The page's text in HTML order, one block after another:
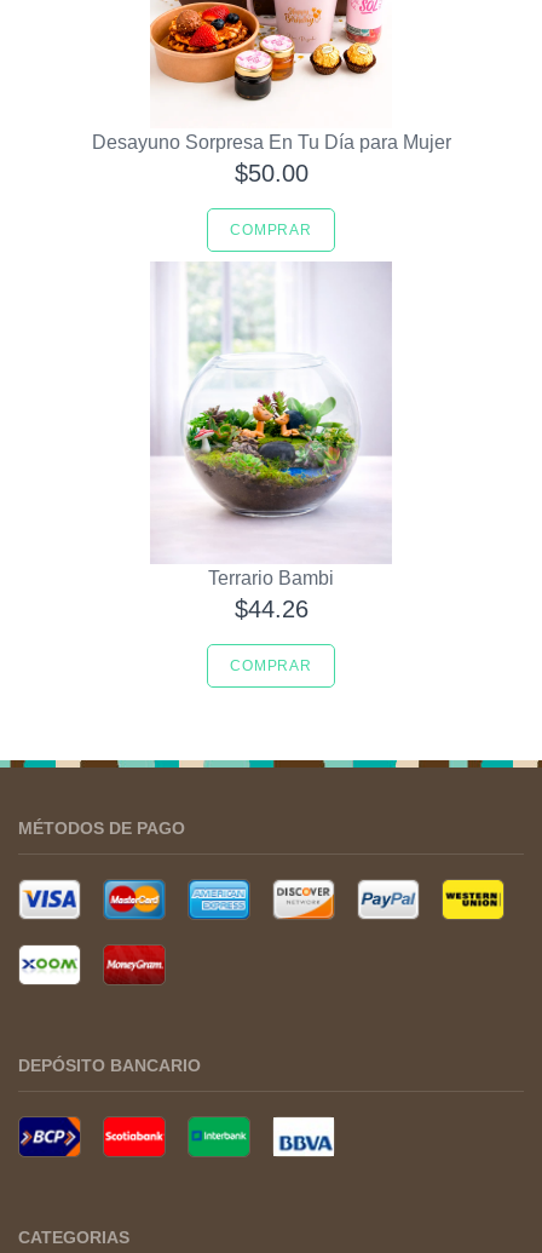
Desayuno Sorpresa En Tu Día para Mujer
$50.00
COMPRAR
Terrario Bambi
$44.26
COMPRAR
MÉTODOS DE PAGO
DEPÓSITO BANCARIO
CATEGORIAS